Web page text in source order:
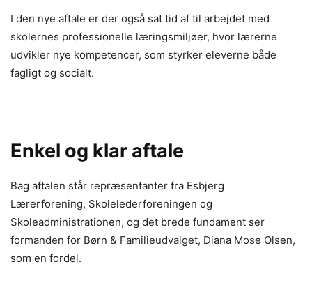
I den nye aftale er der også sat tid af til arbejdet med
skolernes professionelle læringsmiljøer, hvor lærerne
udvikler nye kompetencer, som styrker eleverne både
fagligt og socialt.
Enkel og klar aftale
Bag aftalen står repræsentanter fra Esbjerg
Lærerforening, Skolelederforeningen og
Skoleadministrationen, og det brede fundament ser
formanden for Børn & Familieudvalget, Diana Mose Olsen,
som en fordel.